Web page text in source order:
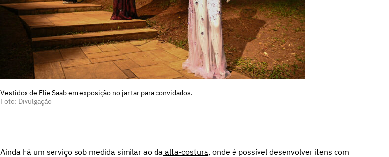
Vestidos de Elie Saab em exposição no jantar para convidados.
Foto: Divulgação
Ainda há um serviço sob medida similar ao da alta-costura, onde é possível desenvolver itens com